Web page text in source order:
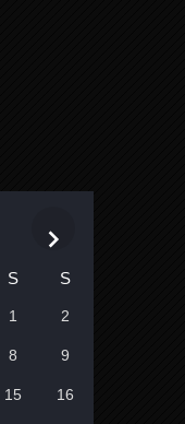
S S
1 2
8 9
15 16